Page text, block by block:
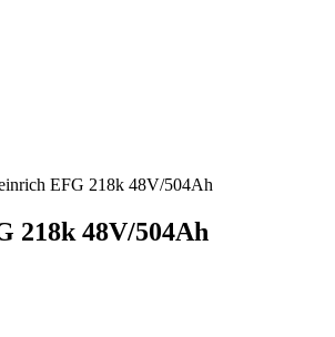
EFG 218k 48V/504Ah
218k 48V/504Ah